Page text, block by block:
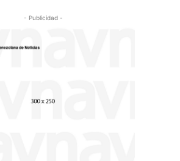
- Publicidad -